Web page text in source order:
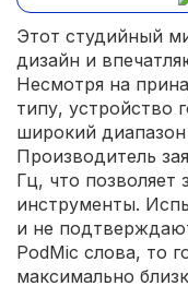
Этот студийный
дизайн и
Несмотря на
типу, устройство
широкий
Производитель
Гц, что позволяет
инструменты.
и не
PodMic слова, то
максимально